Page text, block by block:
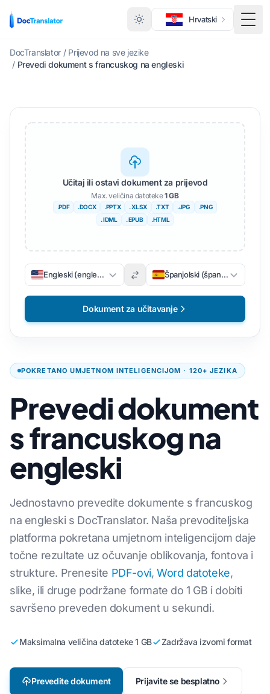
Hrvatski
DocTranslator / Prijevod na sve jezike
/ Prevedi dokument s francuskog na engleski
POKRETANO UMJETNOM INTELIGENCIJOM · 120+ JEZIKA
Prevedi dokument
s francuskog na
engleski
Jednostavno prevedite dokumente s francuskog
na engleski s DocTranslator. Naša prevoditeljska
platforma pokretana umjetnom inteligencijom daje
točne rezultate uz očuvanje oblikovanja, fontova i
strukture. Prenesite PDF-ovi,Word datoteke,
slike, ili druge podržane formate do 1 GB i dobiti
savršeno preveden dokument u sekundi.
Maksimalna veličina datoteke 1 GB Zadržava izvorni format
Prevedite dokument Prijavite se besplatno
Učitaj ili ostavi dokument za prijevod
Max. veličina datoteke1 GB
.PDF .DOCX .PPTX . XLSX .TXT .JPG
.PNG
. IDML
. EPUB .HTML
Engleski (engleski) Španjolski (španjolski)
Dokument za učitavanje